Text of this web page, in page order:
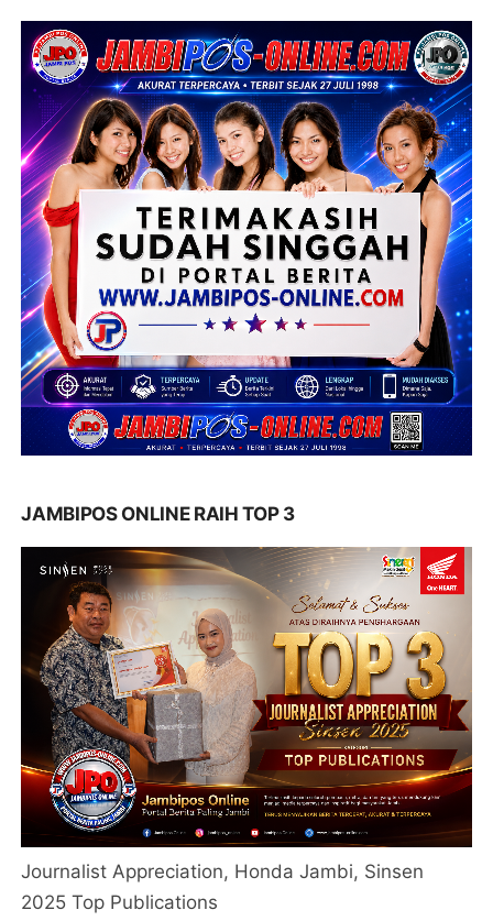
JAMBIPOS ONLINE RAIH TOP 3
Journalist Appreciation, Honda Jambi, Sinsen
2025 Top Publications